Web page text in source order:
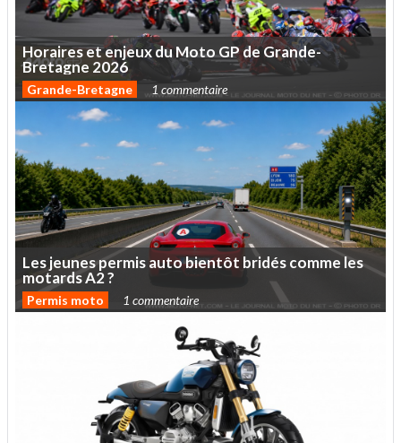
HorairesetenjeuxduMotoGPdeGrande-
Bretagne 2026
Grande-Bretagne 1 commentaire
Lesjeunespermisautobientôt bridéscommeles
motardsA2?
Permis moto 1 commentaire